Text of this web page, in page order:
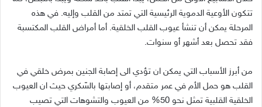
تتكون الأوعية الدموية الرئيسية التي تمتد من القلب وإليه. في هذه
المرحلة يمكن أن تنشأ عيوب القلب الخلقية. أما أمراض القلب المكتسبة
فقد تحصل بعد أشهر أو سنوات.
من أبرز الأسباب التي يمكن ان تؤدي الى إصابة الجنين بمرض خلقي في
القلب هو حمل الأم في عمر متقدم، أو إصابتها بالسّكري حيث ان العيوب
الخلقية القلبية تمثل نحو 50% من العيوب والتشوهات التي تصيب